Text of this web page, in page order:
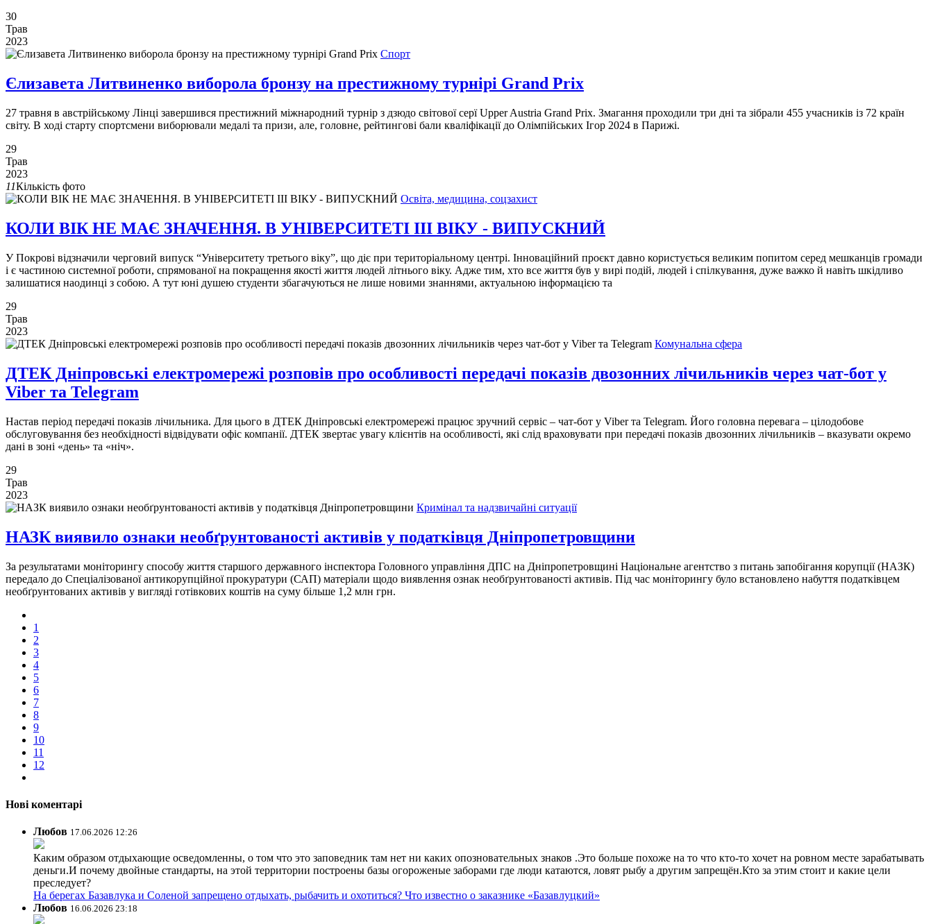
30
Трав
2023
Спорт
Єлизавета Литвиненко виборола бронзу на престижному турнірі Grand Prix
27 травня в австрійському Лінці завершився престижний міжнародний турнір з дзюдо світової серї Upper Austria Grand Prix. Змагання проходили три дні та зібрали 455 учасників із 72 країн
світу. В ході старту спортсмени виборювали медалі та призи, але, головне, рейтингові бали кваліфікації до Олімпійських Ігор 2024 в Парижі.
29
Трав
2023
11Кількість фото
Освіта, медицина, соцзахист
КОЛИ ВІК НЕ МАЄ ЗНАЧЕННЯ. В УНІВЕРСИТЕТІ ІІІ ВІКУ - ВИПУСКНИЙ
У Покрові відзначили черговий випуск “Університету третього віку”, що діє при територіальному центрі. Інноваційний проєкт давно користується великим попитом серед мешканців громади
і є частиною системної роботи, спрямованої на покращення якості життя людей літнього віку. Адже тим, хто все життя був у вирі подій, людей і спілкування, дуже важко й навіть шкідливо
залишатися наодинці з собою. А тут юні душею студенти збагачуються не лише новими знаннями, актуальною інформацією та
29
Трав
2023
Комунальна сфера
ДТЕК Дніпровські електромережі розповів про особливості передачі показів двозонних лічильників через чат-бот у
Viber та Telegram
Настав період передачі показів лічильника. Для цього в ДТЕК Дніпровські електромережі працює зручний сервіс – чат-бот у Viber та Telegram. Його головна перевага – цілодобове
обслуговування без необхідності відвідувати офіс компанії. ДТЕК звертає увагу клієнтів на особливості, які слід враховувати при передачі показів двозонних лічильників – вказувати окремо
дані в зоні «день» та «ніч».
29
Трав
2023
Кримінал та надзвичайні ситуації
НАЗК виявило ознаки необґрунтованості активів у податківця Дніпропетровщини
За результатами моніторингу способу життя старшого державного інспектора Головного управління ДПС на Дніпропетровщині Національне агентство з питань запобігання корупції (НАЗК)
передало до Спеціалізованої антикорупційної прокуратури (САП) матеріали щодо виявлення ознак необґрунтованості активів. Під час моніторингу було встановлено набуття податківцем
необґрунтованих активів у вигляді готівкових коштів на суму більше 1,2 млн грн.
1
2
3
4
5
6
7
8
9
10
11
12
Нові коментарі
Любов 17.06.2026 12:26
Каким образом отдыхающие осведомленны, о том что это заповедник там нет ни каких опозновательных знаков .Это больше похоже на то что кто-то хочет на ровном месте зарабатывать
деньги.И почему двойные стандарты, на этой территории построены базы огороженые заборами где люди катаются, ловят рыбу а другим запрещён.Кто за этим стоит и какие цели
преследует?
На берегах Базавлука и Соленой запрещено отдыхать, рыбачить и охотиться? Что известно о заказнике «Базавлуцкий»
Любов 16.06.2026 23:18